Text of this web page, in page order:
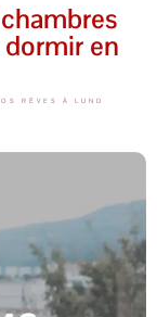
dormir en
RÊVES À LUND